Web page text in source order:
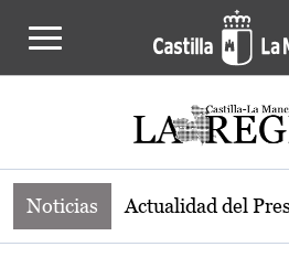
Noticias de la
Noticias Actualidad del